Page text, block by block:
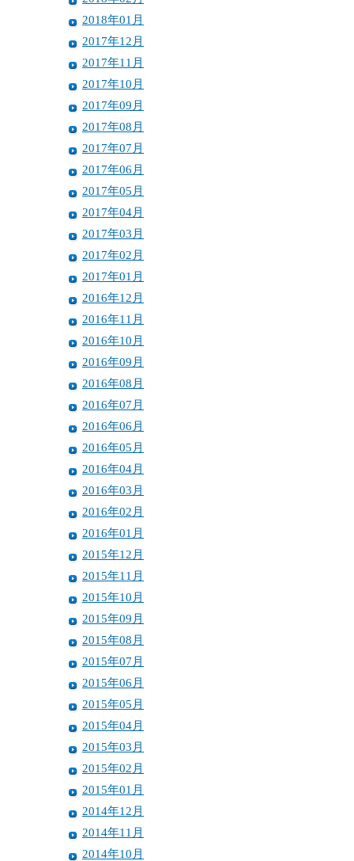
2018年01月
2017年12月
2017年11月
2017年10月
2017年09月
2017年08月
2017年07月
2017年06月
2017年05月
2017年04月
2017年03月
2017年02月
2017年01月
2016年12月
2016年11月
2016年10月
2016年09月
2016年08月
2016年07月
2016年06月
2016年05月
2016年04月
2016年03月
2016年02月
2016年01月
2015年12月
2015年11月
2015年10月
2015年09月
2015年08月
2015年07月
2015年06月
2015年05月
2015年04月
2015年03月
2015年02月
2015年01月
2014年12月
2014年11月
2014年10月